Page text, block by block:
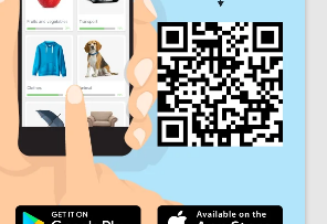
Şənbə Bazar
Gündəlik inkişaf
Aylıq tərəqqi